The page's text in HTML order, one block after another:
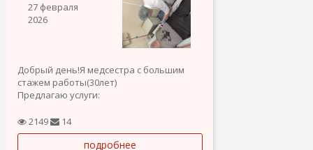
27 февраля
2026
Добрый день!Я медсестра с большим
стажем работы(30лет)
Предлагаю услуги:
прогулки ,о.р 6л от 0мес-4 лет)
Детский массаж(о.р 4года)
Уход за детьми-инвалидами.
2149 14
подробнее